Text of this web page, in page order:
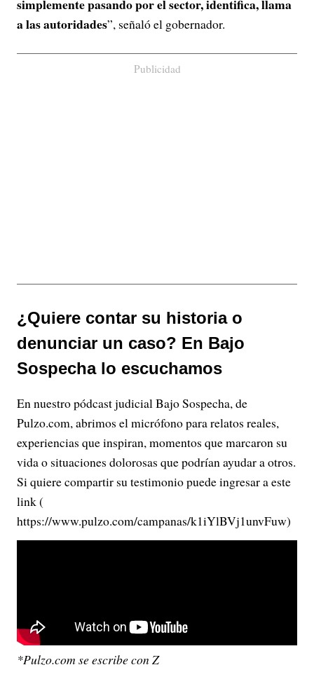
simplemente pasando por el sector, identifica, llama
a las autoridades”, señaló el gobernador.
Publicidad
¿Quiere contar su historia o
denunciar un caso? En Bajo
Sospecha lo escuchamos
En nuestro pódcast judicial Bajo Sospecha, de
Pulzo.com, abrimos el micrófono para relatos reales,
experiencias que inspiran, momentos que marcaron su
vida o situaciones dolorosas que podrían ayudar a otros.
Si quiere compartir su testimonio puede ingresar a este
link (
https://www.pulzo.com/campanas/k1iYlBVj1unvFuw)
*Pulzo.com se escribe con Z